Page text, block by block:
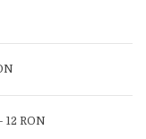
12 RON